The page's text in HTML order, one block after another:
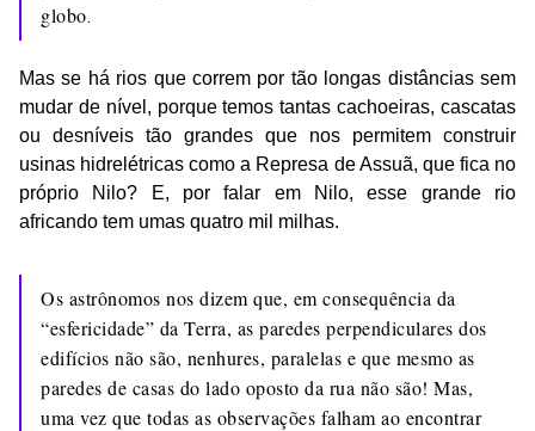
globo.
Mas se há rios que correm por tão longas distâncias sem
mudar de nível, porque temos tantas cachoeiras, cascatas
ou desníveis tão grandes que nos permitem construir
usinas hidrelétricas como a Represa de Assuã, que fica no
próprio Nilo? E, por falar em Nilo, esse grande rio
africando tem umas quatro mil milhas.
Os astrônomos nos dizem que, em consequência da
“esfericidade” da Terra, as paredes perpendiculares dos
edifícios não são, nenhures, paralelas e que mesmo as
paredes de casas do lado oposto da rua não são! Mas,
uma vez que todas as observações falham ao encontrar